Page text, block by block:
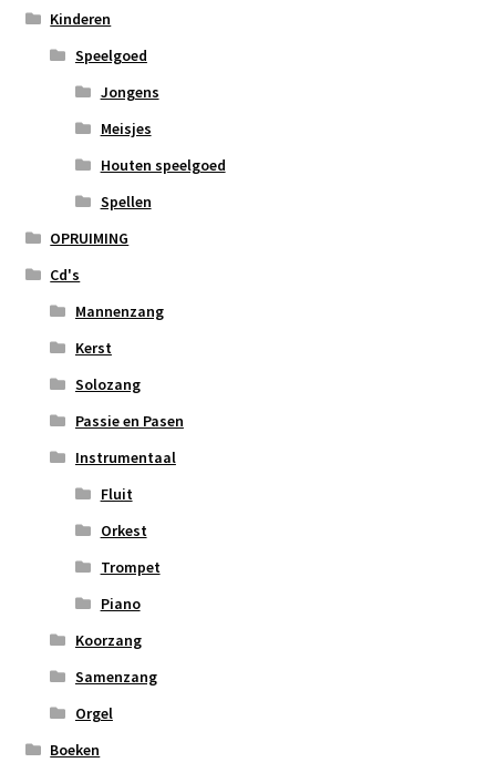
Kinderen
Speelgoed
Jongens
Meisjes
Houten speelgoed
Spellen
OPRUIMING
Cd's
Mannenzang
Kerst
Solozang
Passie en Pasen
Instrumentaal
Fluit
Orkest
Trompet
Piano
Koorzang
Samenzang
Orgel
Boeken